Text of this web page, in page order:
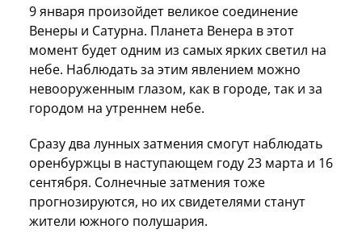
9 января произойдет великое соединение
Венеры и Сатурна. Планета Венера в этот
момент будет одним из самых ярких светил на
небе. Наблюдать за этим явлением можно
невооруженным глазом, как в городе, так и за
городом на утреннем небе.
Сразу два лунных затмения смогут наблюдать
оренбуржцы в наступающем году 23 марта и 16
сентября. Солнечные затмения тоже
прогнозируются, но их свидетелями станут
жители южного полушария.